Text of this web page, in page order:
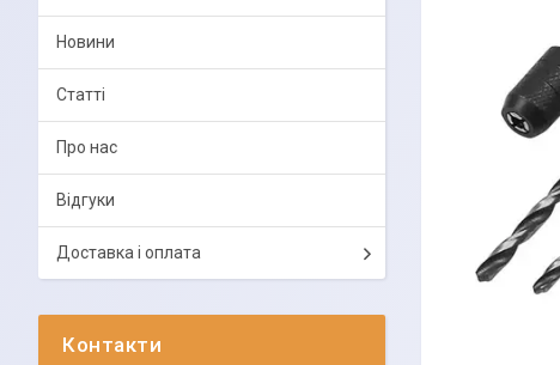
Новини
Статті
Про нас
Відгуки
Доставка і оплата